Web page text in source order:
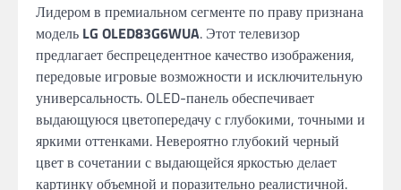
Лидером в премиальном сегменте по праву признана
модель LG OLED83G6WUA. Этот телевизор
предлагает беспрецедентное качество изображения,
передовые игровые возможности и исключительную
универсальность. OLED-панель обеспечивает
выдающуюся цветопередачу с глубокими, точными и
яркими оттенками. Невероятно глубокий черный
цвет в сочетании с выдающейся яркостью делает
картинку объемной и поразительно реалистичной.